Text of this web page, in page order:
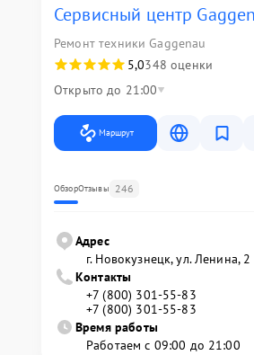
Сервисный центр
Ремонт техники Gaggenau
5,0348 оценки
Открыто до 21:00
Маршрут
ОбзорОтзывы 246
Адрес
г. Новокузнецк, ул. Ленина, 2
Контакты
+7 (800) 301-55-83
+7 (800) 301-55-83
Время работы
Работаем с 09:00 до 21:00